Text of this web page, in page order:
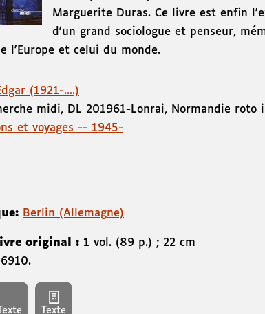
Marguerite Duras. Ce livre est enfin
d'un grand sociologue et penseur,
l'Europe et celui du monde.
(1921-....)
midi, DL 201961-Lonrai, Normandie roto
et voyages -- 1945-
Berlin (Allemagne)
original : 1 vol. (89 p.) ; 22 cm
.
Texte